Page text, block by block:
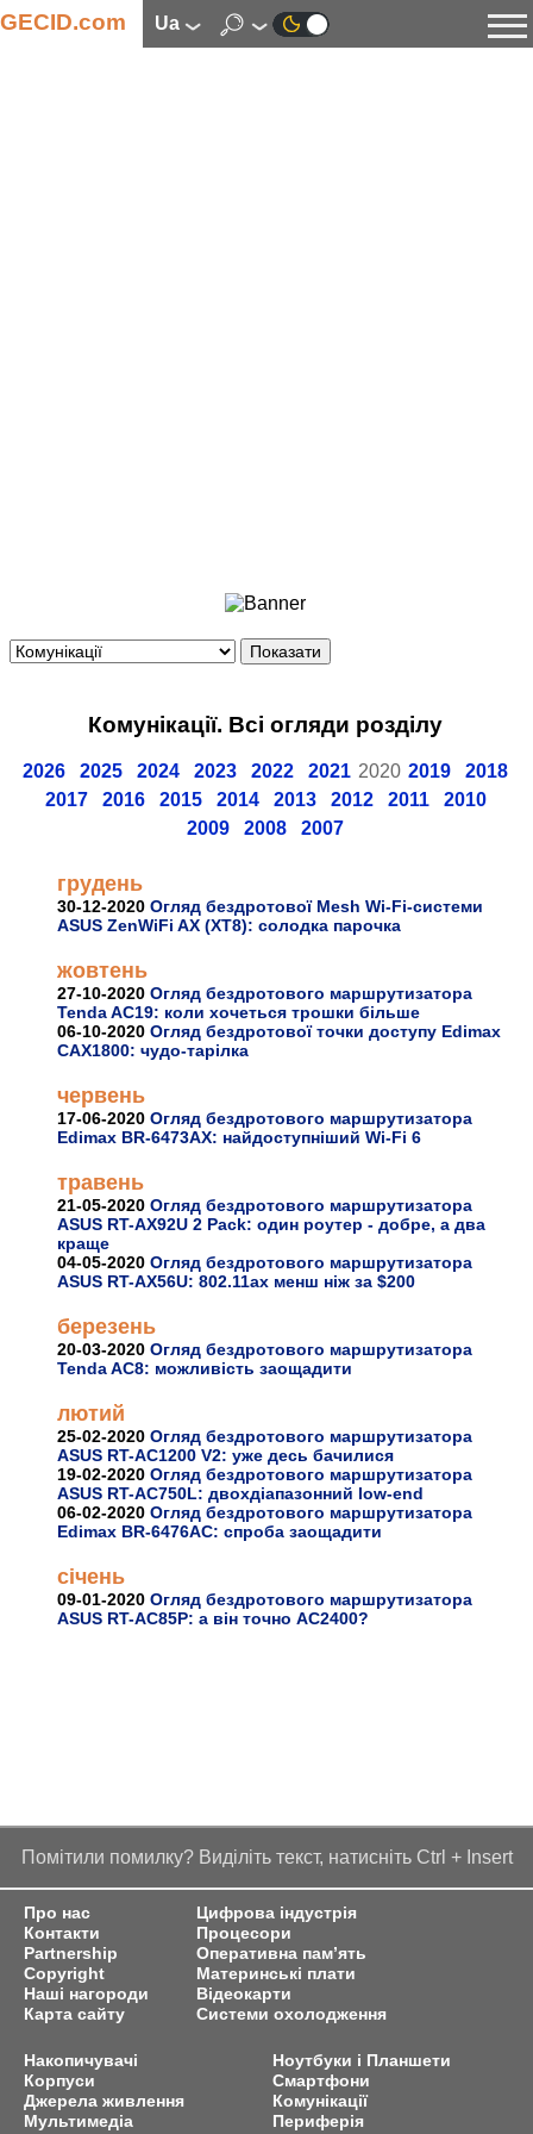
GECID.com ua
Смартфони
Периферія
Програмне забезпечення
Комунікації. Всі огляди розділу
2026 2025 2024 2023 2022 2021 2020 2019
2018
2017
2016 2015 2014 2013 2012 2011
2010
2009
2008 2007
грудень
30-12-2020 Огляд бездротової Mesh Wi-Fi-системи
ASUS ZenWiFi AX (XT8): солодка парочка
жовтень
27-10-2020 Огляд бездротового маршрутизатора
Tenda AC19: коли хочеться трошки більше
06-10-2020 Огляд бездротової точки доступу Edimax
CAX1800: чудо-тарілка
червень
17-06-2020 Огляд бездротового маршрутизатора
Edimax BR-6473AX: найдоступніший Wi-Fi 6
травень
21-05-2020 Огляд бездротового маршрутизатора
ASUS RT-AX92U 2 Pack: один роутер - добре, а два
краще
04-05-2020 Огляд бездротового маршрутизатора
ASUS RT-AX56U: 802.11ax менш ніж за $200
березень
20-03-2020 Огляд бездротового маршрутизатора
Tenda AC8: можливість заощадити
лютий
25-02-2020 Огляд бездротового маршрутизатора
ASUS RT-AC1200 V2: уже десь бачилися
19-02-2020 Огляд бездротового маршрутизатора
ASUS RT-AC750L: двохдіапазонний low-end
06-02-2020 Огляд бездротового маршрутизатора
Edimax BR-6476AC: спроба заощадити
січень
09-01-2020 Огляд бездротового маршрутизатора
ASUS RT-AC85P: а він точно AC2400?
Помітили помилку? Виділіть текст, натисніть Ctrl + Insert
Про нас
Контакти
Partnership
Copyright
Наші нагороди
Карта сайту
Цифрова індустрія
Процесори
Оперативна пам’ять
Материнські плати
Відеокарти
Системи охолодження
Накопичувачі
Корпуси
Джерела живлення
Мультимедіа
Ноутбуки і Планшети
Смартфони
Комунікації
Периферія